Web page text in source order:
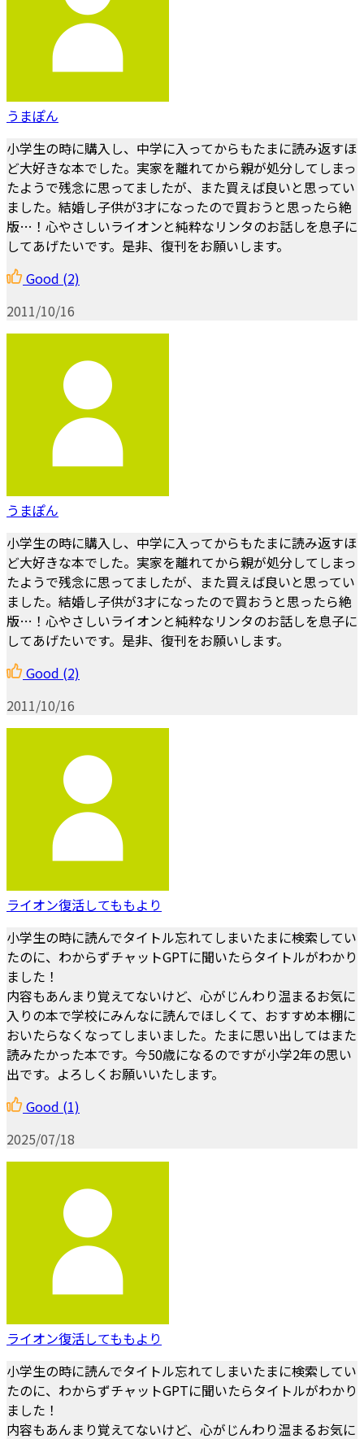
うまぽん
小学生の時に購入し、中学に入ってからもたまに読み返すほ
ど大好きな本でした。実家を離れてから親が処分してしまっ
たようで残念に思ってましたが、また買えば良いと思ってい
ました。結婚し子供が3才になったので買おうと思ったら絶
版…！心やさしいライオンと純粋なリンタのお話しを息子に
してあげたいです。是非、復刊をお願いします。
Good (2)
2011/10/16
うまぽん
小学生の時に購入し、中学に入ってからもたまに読み返すほ
ど大好きな本でした。実家を離れてから親が処分してしまっ
たようで残念に思ってましたが、また買えば良いと思ってい
ました。結婚し子供が3才になったので買おうと思ったら絶
版…！心やさしいライオンと純粋なリンタのお話しを息子に
してあげたいです。是非、復刊をお願いします。
Good (2)
2011/10/16
ライオン復活してももより
小学生の時に読んでタイトル忘れてしまいたまに検索してい
たのに、わからずチャットGPTに聞いたらタイトルがわかり
ました！
内容もあんまり覚えてないけど、心がじんわり温まるお気に
入りの本で学校にみんなに読んでほしくて、おすすめ本棚に
おいたらなくなってしまいました。たまに思い出してはまた
読みたかった本です。今50歳になるのですが小学2年の思い
出です。よろしくお願いいたします。
Good (1)
2025/07/18
ライオン復活してももより
小学生の時に読んでタイトル忘れてしまいたまに検索してい
たのに、わからずチャットGPTに聞いたらタイトルがわかり
ました！
内容もあんまり覚えてないけど、心がじんわり温まるお気に